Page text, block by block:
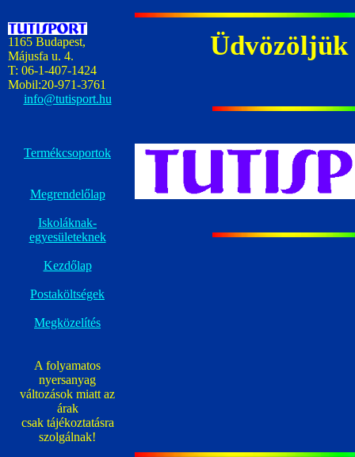
1165 Budapest,
Májusfa u. 4.
T: 06-1-407-1424
Mobil:20-971-3761
info@tutisport.hu
Termékcsoportok
Megrendelőlap
Iskoláknak-
egyesületeknek
Kezdőlap
Postaköltségek
Megközelítés
A folyamatos
nyersanyag
változások miatt az
árak
csak tájékoztatásra
szolgálnak!